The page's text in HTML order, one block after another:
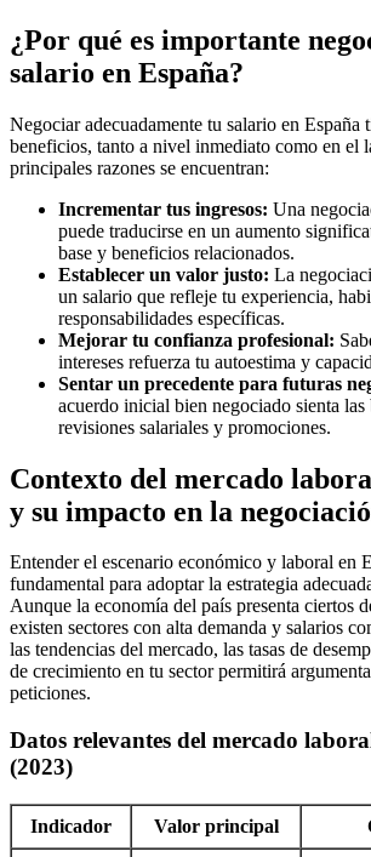
¿Por qué es importante
salario en España?
Negociar adecuadamente tu salario en España
beneficios, tanto a nivel inmediato como en el
principales razones se encuentran:
Incrementar tus ingresos: Una
puede traducirse en un aumento
base y beneficios relacionados.
Establecer un valor justo: La
un salario que refleje tu experiencia,
responsabilidades específicas.
Mejorar tu confianza profesional:
intereses refuerza tu autoestima y
Sentar un precedente para futuras
acuerdo inicial bien negociado sienta las
revisiones salariales y promociones.
Contexto del mercado
y su impacto en la
Entender el escenario económico y laboral en
fundamental para adoptar la estrategia
Aunque la economía del país presenta ciertos
existen sectores con alta demanda y salarios
las tendencias del mercado, las tasas de
de crecimiento en tu sector permitirá
peticiones.
Datos relevantes del mercado
(2023)
Indicador Valor principal